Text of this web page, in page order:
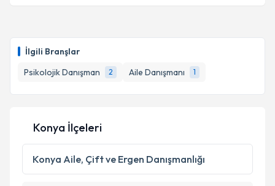
İlgili Branşlar
Psikolojik Danışman
2 Aile Danışmanı 1
için bir takvim hazırlandığında e-posta ile
bilgilendireceğiz.
E-posta Adresiniz
Kişisel verilerimin işlenmesine ilişkin Aydınlatma
Metni'ni okudum ve kişisel verilerimin belirtilen
Konya İlçeleri
Konya Aile, Çift ve Ergen Danışmanlığı